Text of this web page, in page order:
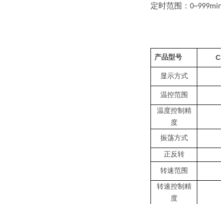
定时范围：
产品型号
显示方式
温控范围
温度控制精
度
振荡方式
正反转
转速范围
转速控制精
度